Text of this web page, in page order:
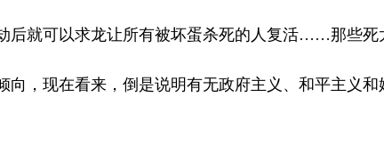
后就可以求龙让所有被坏蛋杀死的人复活……那些
，现在看来，倒是说明有无政府主义、和平主义和